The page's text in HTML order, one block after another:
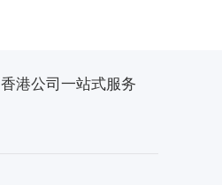
香港公司一站式服务